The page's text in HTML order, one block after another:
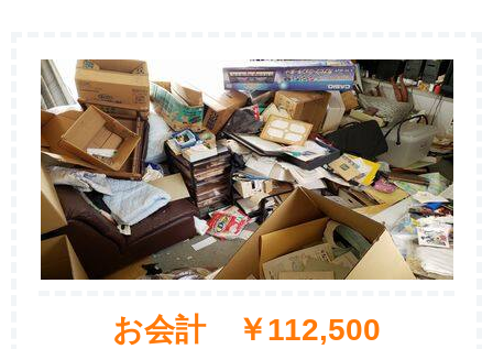
お会計 ￥112,500